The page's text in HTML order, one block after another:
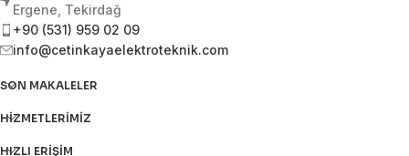
Ergene, Tekirdağ
+90 (531) 959 02 09
info@cetinkayaelektroteknik.com
SON MAKALELER
HIZMETLERIMIZ
HIZLI ERIŞIM